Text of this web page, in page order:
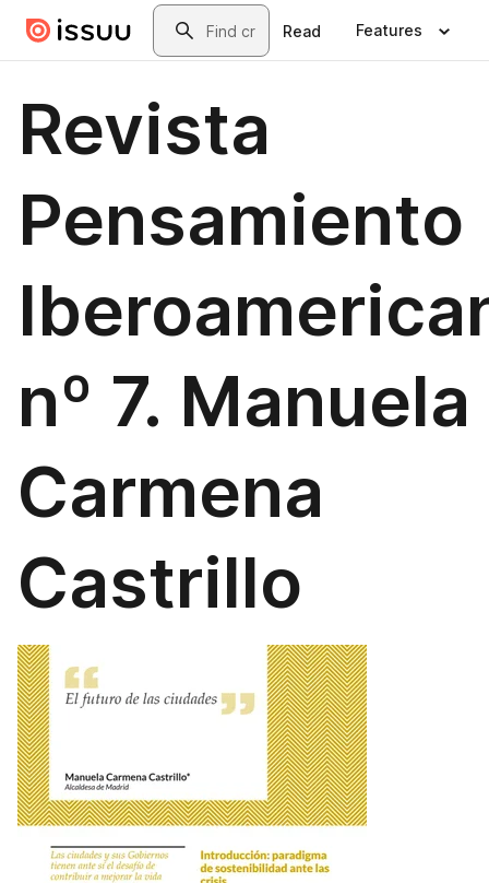
Skip to main contentSearch
Read Features
Revista
Pensamiento
nº 7. Manuela
Carmena
Castrillo